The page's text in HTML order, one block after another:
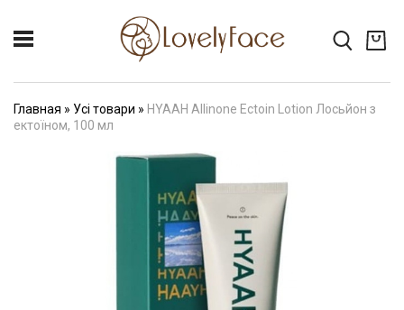
Главная » Усі товари » HYAAH Allinone Ectoin Lotion Лосьйон з
ектоїном, 100 мл